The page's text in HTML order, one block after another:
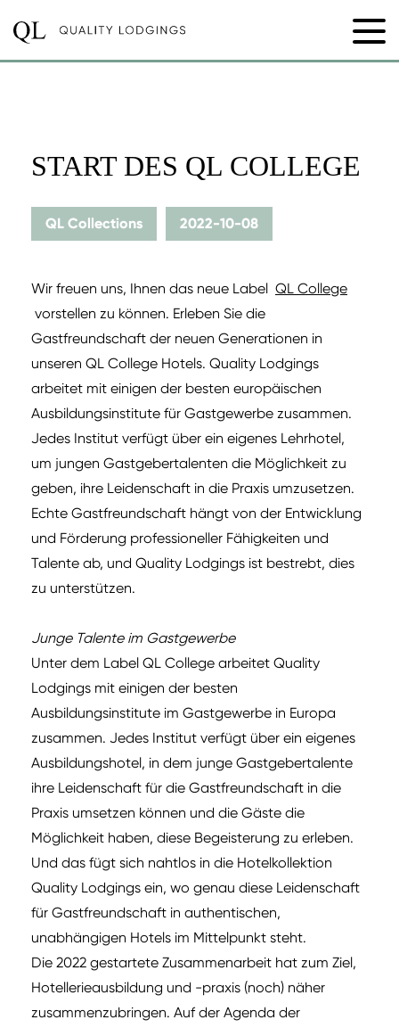
START DES QL COLLEGE
QL Collections 2022-10-08
Wir freuen uns, Ihnen das neue Label QL College
vorstellen zu können. Erleben Sie die
Gastfreundschaft der neuen Generationen in
unseren QL College Hotels. Quality Lodgings
arbeitet mit einigen der besten europäischen
Ausbildungsinstitute für Gastgewerbe zusammen.
Jedes Institut verfügt über ein eigenes Lehrhotel,
um jungen Gastgebertalenten die Möglichkeit zu
geben, ihre Leidenschaft in die Praxis umzusetzen.
Echte Gastfreundschaft hängt von der Entwicklung
und Förderung professioneller Fähigkeiten und
Talente ab, und Quality Lodgings ist bestrebt, dies
zu unterstützen.
Junge Talente im Gastgewerbe
Unter dem Label QL College arbeitet Quality
Lodgings mit einigen der besten
Ausbildungsinstitute im Gastgewerbe in Europa
zusammen. Jedes Institut verfügt über ein eigenes
Ausbildungshotel, in dem junge Gastgebertalente
ihre Leidenschaft für die Gastfreundschaft in die
Praxis umsetzen können und die Gäste die
Möglichkeit haben, diese Begeisterung zu erleben.
Und das fügt sich nahtlos in die Hotelkollektion
Quality Lodgings ein, wo genau diese Leidenschaft
für Gastfreundschaft in authentischen,
unabhängigen Hotels im Mittelpunkt steht.
Die 2022 gestartete Zusammenarbeit hat zum Ziel,
Hotellerieausbildung und -praxis (noch) näher
zusammenzubringen. Auf der Agenda der